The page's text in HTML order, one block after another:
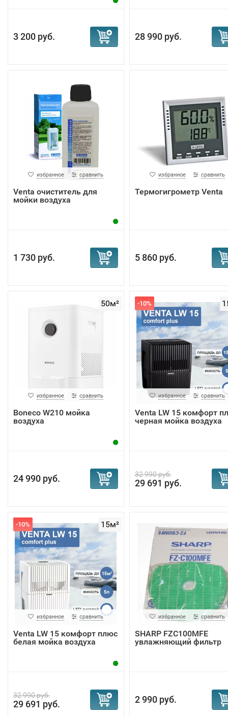
3 200 руб. 28 990 руб.
избранное сравнить
Venta очиститель для
мойки воздуха
1 730 руб.
избранное сравнить
Термогигрометр Venta
5 860 руб.
50м²
избранное сравнить
Boneco W210 мойка
воздуха
24 990 руб.
-10%
избранное сравнить
Venta LW 15 комфорт
черная мойка воздуха
32 990 руб.
29 691 руб.
15м²
-10%
избранное сравнить
Venta LW 15 комфорт плюс
белая мойка воздуха
32 990 руб.
29 691 руб.
избранное сравнить
SHARP FZC100MFE
увлажняющий фильтр
2 990 руб.